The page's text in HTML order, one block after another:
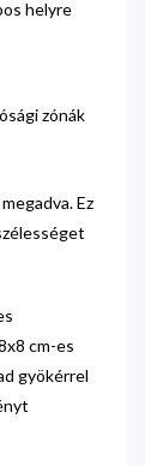
helyre
zónák
Ez
cm-es
gyökérrel